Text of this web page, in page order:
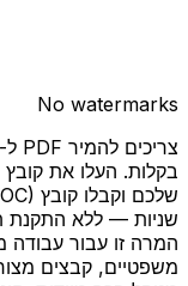
No watermarks
שניות — ללא התקנת
המרה זו עבור
משפטיים, קבצים